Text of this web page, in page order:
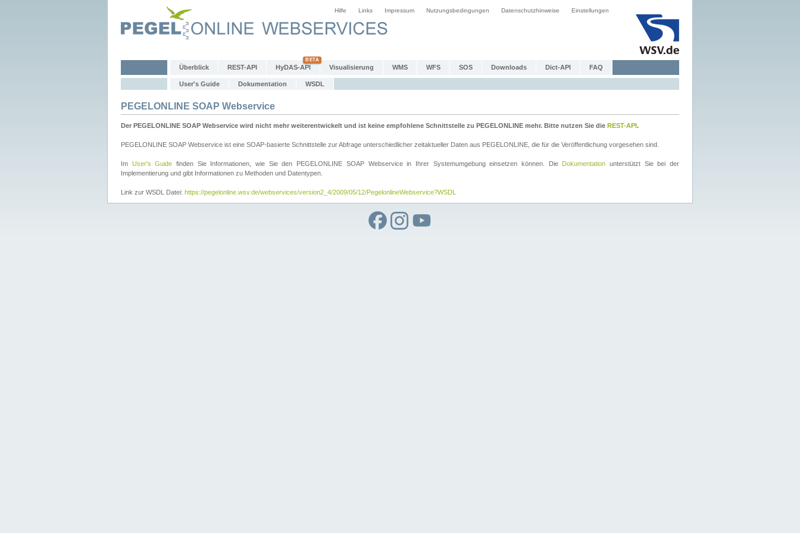
Hilfe Links Impressum Nutzungsbedingungen Datenschutzhinweise Einstellungen
Überblick REST-API HyDAS-API Visualisierung WMS WFS SOS Downloads Dict-API FAQ
User's Guide Dokumentation WSDL
PEGELONLINE SOAP Webservice
Der PEGELONLINE SOAP Webservice wird nicht mehr weiterentwickelt und ist keine empfohlene Schnittstelle zu PEGELONLINE mehr. Bitte nutzen Sie die REST-API.
PEGELONLINE SOAP Webservice ist eine SOAP-basierte Schnittstelle zur Abfrage unterschiedlicher zeitaktueller Daten aus PEGELONLINE, die für die Veröffentlichung vorgesehen sind.
Im User's Guide finden Sie Informationen, wie Sie den PEGELONLINE SOAP Webservice in Ihrer Systemumgebung einsetzen können. Die Dokumentation unterstützt Sie bei der
Implementierung und gibt Informationen zu Methoden und Datentypen.
Link zur WSDL Datei: https://pegelonline.wsv.de/webservices/version2_4/2009/05/12/PegelonlineWebservice?WSDL